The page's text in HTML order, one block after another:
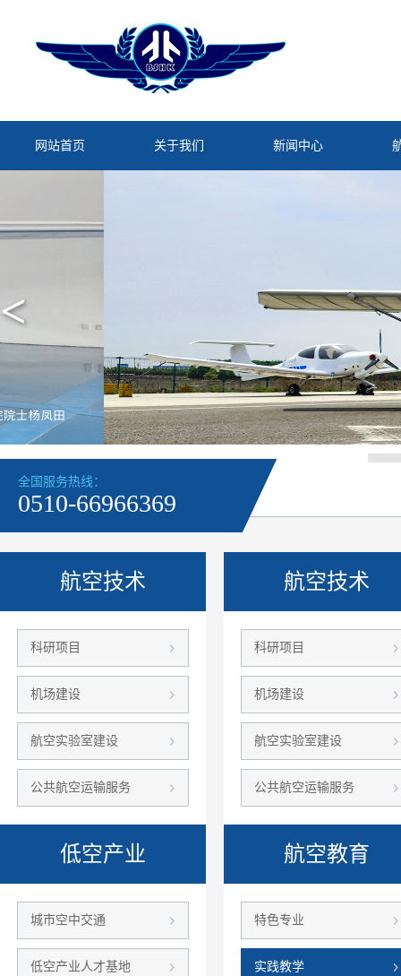
网站首页 关于我们 新闻中心
<
全国服务热线：
0510-66966369
航空技术
科研项目
机场建设
航空实验室建设
公共航空运输服务
低空产业
城市空中交通
低空产业人才基地
航空技术
科研项目
机场建设
航空实验室建设
公共航空运输服务
航空教育
特色专业
实践教学